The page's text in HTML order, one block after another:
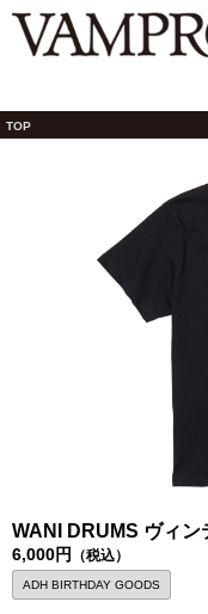
TOP
WANI DRUMS ヴィ
6,000円 （税込）
ADH BIRTHDAY GOODS